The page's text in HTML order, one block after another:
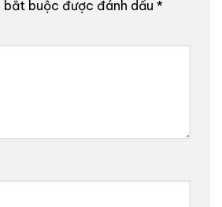
bắt buộc được đánh dấu *